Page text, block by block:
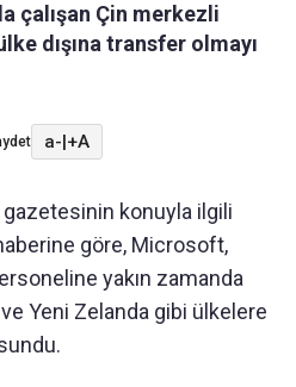
çalışan Çin merkezli
dışına transfer olmayı
a-|+A
konuyla ilgili
göre, Microsoft,
yakın zamanda
Yeni Zelanda gibi ülkelere